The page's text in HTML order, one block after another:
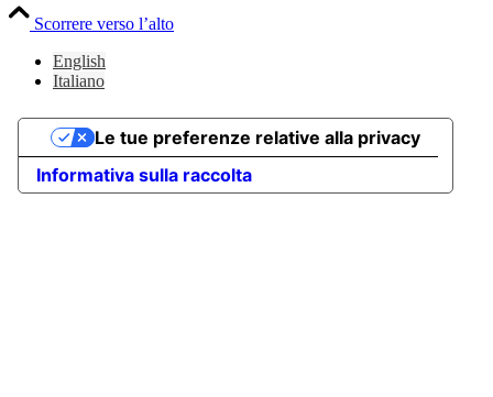
Scorrere verso l’alto
English
Italiano
Informativa sulla raccolta
Le tue preferenze relative alla privacy